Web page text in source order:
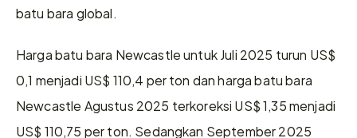
batu bara global.
Harga batu bara Newcastle untuk Juli 2025 turun US$
0,1 menjadi US$ 110,4 per ton dan harga batu bara
Newcastle Agustus 2025 terkoreksi US$ 1,35 menjadi
US$ 110,75 per ton. Sedangkan September 2025